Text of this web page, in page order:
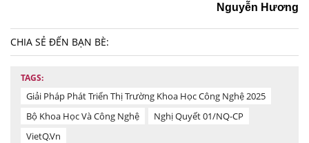
Nguyễn Hương
CHIA SẺ ĐẾN BẠN BÈ:
TAGS:
Giải Pháp Phát Triển Thị Trường Khoa Học Công Nghệ 2025
Bộ Khoa Học Và Công Nghệ
Nghị Quyết 01/NQ-CP
VietQ.vn